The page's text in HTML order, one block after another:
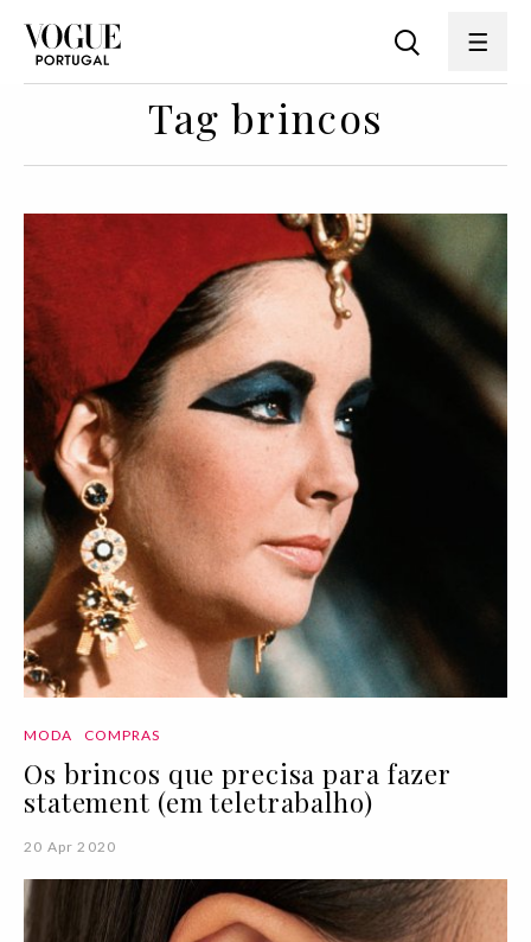
Tag brincos
MODA COMPRAS
Os brincos que precisa para fazer
statement (em teletrabalho)
20 Apr 2020